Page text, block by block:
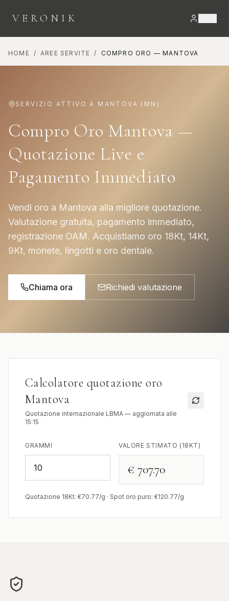
VERONIK
HOME / AREE SERVITE / COMPRO ORO —MANTOVA
SERVIZIO ATTIVO A MANTOVA ( MN )
Compro Oro Mantova —
Quotazione Live e
Pagamento Immediato
Vendi oro a Mantova alla migliore quotazione.
Valutazione gratuita, pagamento immediato,
registrazione OAM. Acquistiamo oro 18Kt, 14Kt,
9Kt, monete, lingotti e oro dentale.
Chiama ora Richiedi valutazione
Calcolatore quotazione oro
Mantova
Quotazione internazionale LBMA — aggiornata alle
15:15
GRAMMI VALORE STIMATO (18KT)
€ 707.70
Quotazione 18Kt: €70.77/g · Spot oro puro: €120.77/g